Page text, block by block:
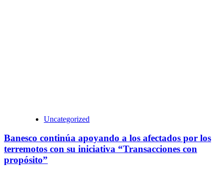
Uncategorized
Banesco continúa apoyando a los afectados por los
terremotos con su iniciativa “Transacciones con
propósito”